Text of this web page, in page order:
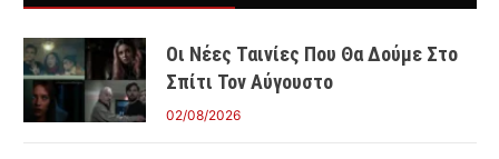
Οι Νέες Ταινίες Που Θα Δούμε Στο
Σπίτι Τον Αύγουστο
02/08/2026